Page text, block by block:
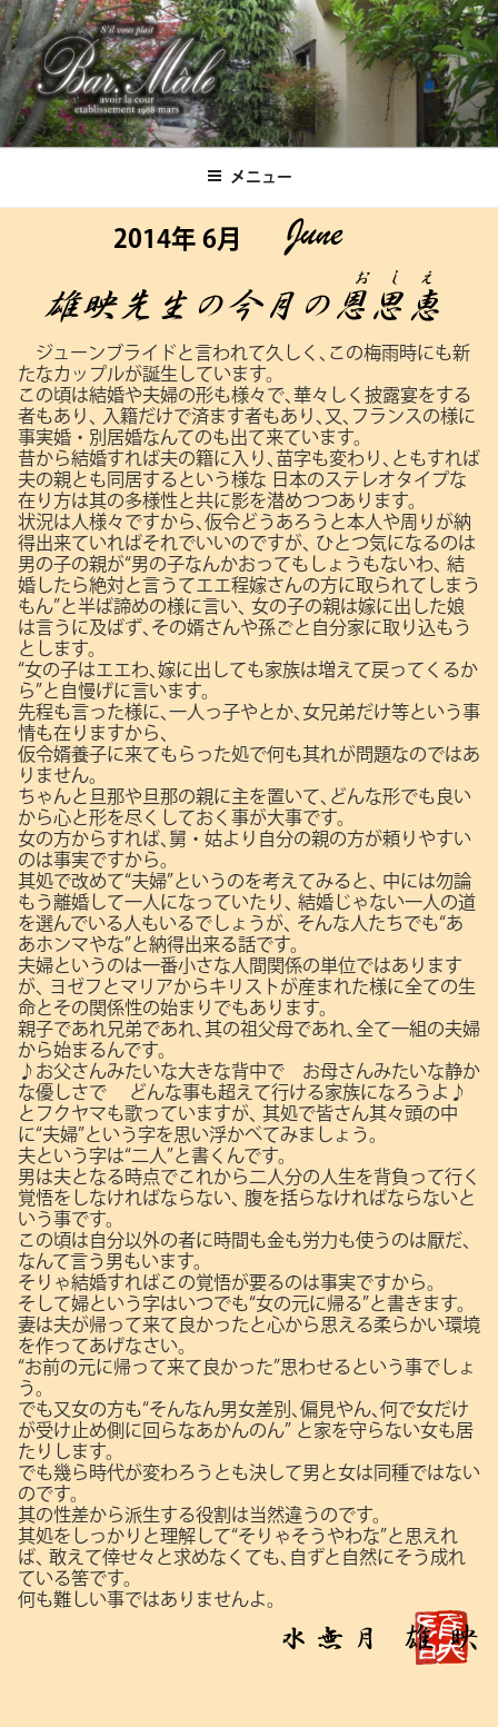
コ
ン
テ
ン
ツ
へBar.Male メニュー
2014年 6月
ジューンブライドと言われて久しく､この梅雨時にも新
たなカップルが誕生しています。
この頃は結婚や夫婦の形も様々で､華々しく披露宴をする
者もあり､
入籍だけで済ます者もあり､又､フランスの様に
事実婚・別居婚なんてのも出て来ています。
昔から結婚すれば夫の籍に入り､苗字も変わり､ともすれば
夫の親とも同居するという様な 日本のステレオタイプな
在り方は其の多様性と共に影を潜めつつあります。
状況は人様々ですから､仮令どうあろうと本人や周りが納
得出来ていればそれでいいのですが､
ひとつ気になるのは
男の子の親が“男の子なんかおってもしょうもないわ､
結
婚したら絶対と言うてエエ程嫁さんの方に取られてしまう
もん”と半ば諦めの様に言い､
女の子の親は嫁に出した娘
は言うに及ばず､その婿さんや孫ごと自分家に取り込もう
とします。
“女の子はエエわ､嫁に出しても家族は増えて戻ってくるか
ら”と自慢げに言います。
先程も言った様に､一人っ子やとか､女兄弟だけ等という事
情も在りますから､
仮令婿養子に来てもらった処で何も其れが問題なのではあ
りません。
ちゃんと旦那や旦那の親に主を置いて､どんな形でも良い
から心と形を尽くしておく事が大事です。
女の方からすれば､舅・姑より自分の親の方が頼りやすい
のは事実ですから。
其処で改めて“夫婦”というのを考えてみると､
中には勿論
もう離婚して一人になっていたり､
結婚じゃない一人の道
を選んでいる人もいるでしょうが､
そんな人たちでも“あ
あホンマやな”と納得出来る話です。
夫婦というのは一番小さな人間関係の単位ではあります
が､
ヨゼフとマリアからキリストが産まれた様に全ての生
命とその関係性の始まりでもあります。
親子であれ兄弟であれ､其の祖父母であれ､全て一組の夫婦
から始まるんです。
♪お父さんみたいな大きな背中で お母さんみたいな静か
な優しさで どんな事も超えて行ける家族になろうよ♪
とフクヤマも歌っていますが､
其処で皆さん其々頭の中
に“夫婦”という字を思い浮かべてみましょう。
夫という字は“二人”と書くんです。
男は夫となる時点でこれから二人分の人生を背負って行く
覚悟をしなければならない､
腹を括らなければならないと
いう事です。
この頃は自分以外の者に時間も金も労力も使うのは厭だ､
なんて言う男もいます。
そりゃ結婚すればこの覚悟が要るのは事実ですから。
そして婦という字はいつでも“女の元に帰る”と書きます。
妻は夫が帰って来て良かったと心から思える柔らかい環境
を作ってあげなさい。
“お前の元に帰って来て良かった”思わせるという事でしょ
う。
でも又女の方も“そんなん男女差別､偏見やん､何で女だけ
が受け止め側に回らなあかんのん” と家を守らない女も居
たりします。
でも幾ら時代が変わろうとも決して男と女は同種ではない
のです。
其の性差から派生する役割は当然違うのです。
其処をしっかりと理解して“そりゃそうやわな”と思えれ
ば､
敢えて倖せ々と求めなくても､自ずと自然にそう成れ
ている筈です。
何も難しい事ではありませんよ。